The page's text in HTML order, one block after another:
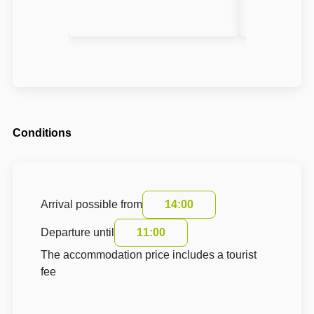
Conditions
Arrival possible from 14:00
Departure until
11:00
The accommodation price includes a tourist
fee